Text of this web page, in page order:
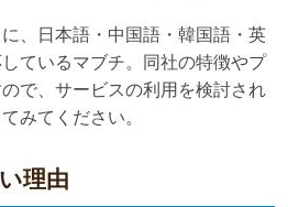
、日本語・中国語・韓国語・英
ているマブチ。同社の特徴やプ
で、サービスの利用を検討され
みてください。
理由